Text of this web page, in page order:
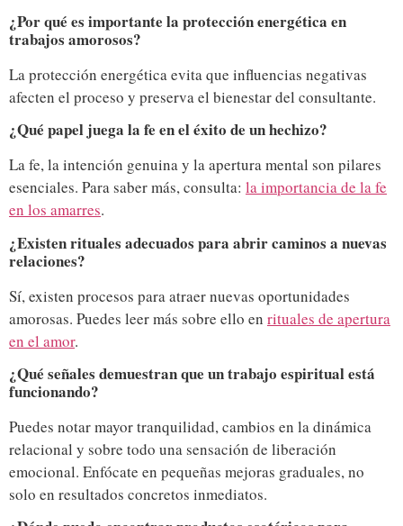
¿Por qué es importante la protección energética en
trabajos amorosos?
La protección energética evita que influencias negativas
afecten el proceso y preserva el bienestar del consultante.
¿Qué papel juega la fe en el éxito de un hechizo?
La fe, la intención genuina y la apertura mental son pilares
esenciales. Para saber más, consulta: la importancia de la fe
en los amarres.
¿Existen rituales adecuados para abrir caminos a nuevas
relaciones?
Sí, existen procesos para atraer nuevas oportunidades
amorosas. Puedes leer más sobre ello en rituales de apertura
en el amor.
¿Qué señales demuestran que un trabajo espiritual está
funcionando?
Puedes notar mayor tranquilidad, cambios en la dinámica
relacional y sobre todo una sensación de liberación
emocional. Enfócate en pequeñas mejoras graduales, no
solo en resultados concretos inmediatos.